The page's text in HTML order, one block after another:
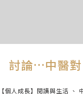
討論…中醫
【個人成長】閱讀與生活